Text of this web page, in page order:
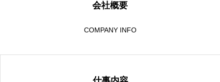
会社概要
COMPANY INFO